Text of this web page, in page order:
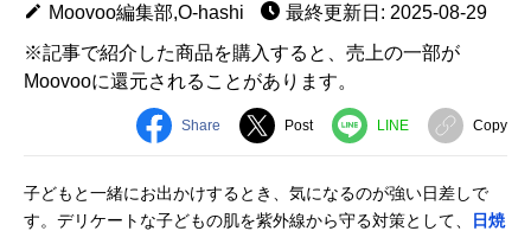
Moovoo編集部,O-hashi
最終更新日: 2025-08-29
※記事で紹介した商品を購入すると、売上の一部が
Moovooに還元されることがあります。
Share Post LINE Copy
子どもと一緒にお出かけするとき、気になるのが強い日差しで
す。デリケートな子どもの肌を紫外線から守る対策として、
日焼